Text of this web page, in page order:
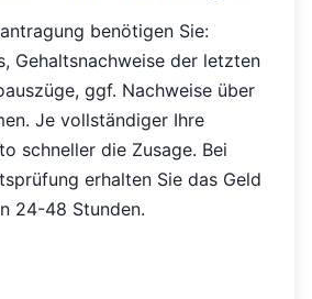
benötigen Sie:
Gehaltsnachweise der letzten
ggf. Nachweise über
Je vollständiger Ihre
schneller die Zusage. Bei
erhalten Sie das Geld
24-48 Stunden.